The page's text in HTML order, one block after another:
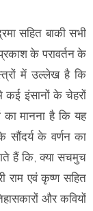
सहित बाकी सभी
के परावर्तन के
में उल्लेख है कि
कई इंसानों के चेहरों
का मानना है कि यह
सौंदर्य के वर्णन का
हैं कि, क्या सचमुच
राम एवं कृष्ण सहित
और कवियों